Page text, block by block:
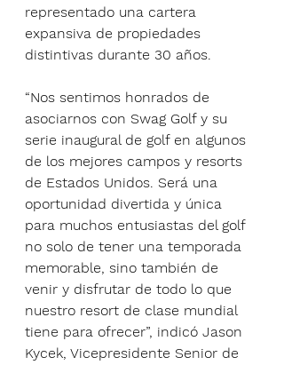
representado una cartera
expansiva de propiedades
distintivas durante 30 años.
“Nos sentimos honrados de
asociarnos con Swag Golf y su
serie inaugural de golf en algunos
de los mejores campos y resorts
de Estados Unidos. Será una
oportunidad divertida y única
para muchos entusiastas del golf
no solo de tener una temporada
memorable, sino también de
venir y disfrutar de todo lo que
nuestro resort de clase mundial
tiene para ofrecer”, indicó Jason
Kycek, Vicepresidente Senior de